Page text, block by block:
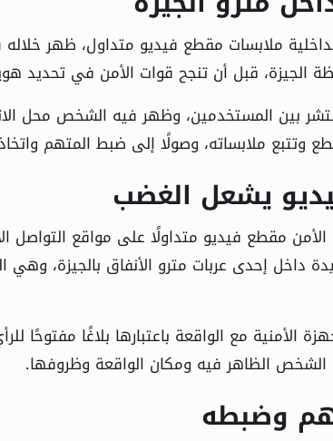
الداخلية ملابسات مقطع فيديو متداول، ظهر
الجيزة، قبل أن تنجح قوات الأمن في تحديد
بين المستخدمين، وظهر فيه الشخص محل
ملابساته، وصولًا إلى ضبط المتهم واتخاذ
يشعل الغضب
مقطع فيديو متداولًا على مواقع
إحدى عربات مترو الأنفاق بالجيزة، وهي
الأمنية مع الواقعة باعتبارها بلاغًا
الشخص الظاهر فيه ومكان الواقعة وظروفها.
وضبطه